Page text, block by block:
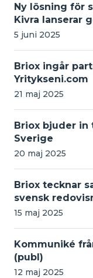
Ny lösning för
Kivra lanserar
5 juni 2025
Briox ingår
Yritykseni.com
21 maj 2025
Briox bjuder in
Sverige
20 maj 2025
Briox tecknar
svensk
15 maj 2025
Kommuniké
(publ)
12 maj 2025